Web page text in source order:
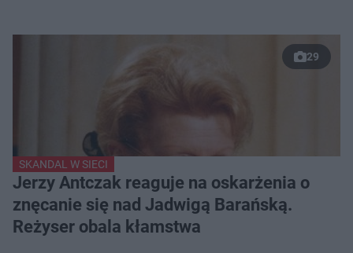
29
SKANDAL W SIECI
Jerzy Antczak reaguje na oskarżenia o
znęcanie się nad Jadwigą Barańską.
Reżyser obala kłamstwa